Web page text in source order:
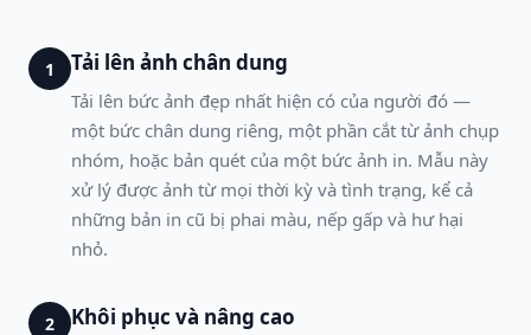
1 Tải lên ảnh chân dung
Tải lên bức ảnh đẹp nhất hiện có của người đó —
một bức chân dung riêng, một phần cắt từ ảnh chụp
nhóm, hoặc bản quét của một bức ảnh in. Mẫu này
xử lý được ảnh từ mọi thời kỳ và tình trạng, kể cả
những bản in cũ bị phai màu, nếp gấp và hư hại
nhỏ.
2 Khôi phục và nâng cao